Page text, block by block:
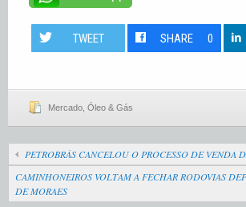
TWEET SHARE 0
Mercado Óleo & Gás
PETROBRÁS CANCELOU O PROCESSO DE VENDA
CAMINHONEIROS VOLTAM A FECHAR RODOVIAS
DE MORAES